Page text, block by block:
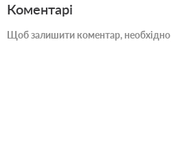
Коментарі
Щоб залишити коментар, необхідно